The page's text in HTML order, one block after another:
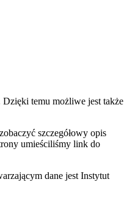
temu możliwe jest także
szczegółowy opis
umieściliśmy link do
dane jest Instytut